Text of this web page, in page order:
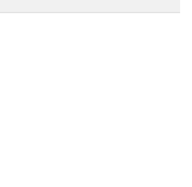
Compartilhe